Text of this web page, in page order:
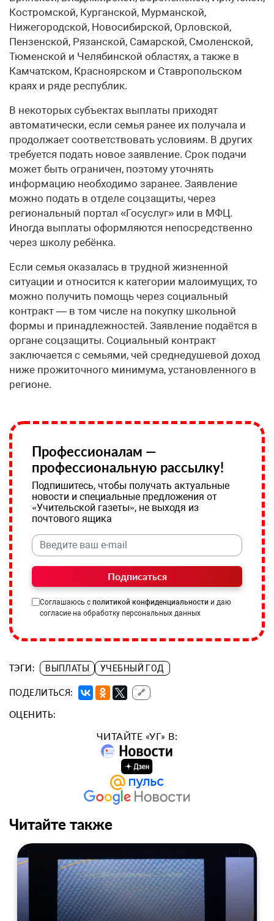
Костромской, Курганской, Мурманской,
Нижегородской, Новосибирской, Орловской,
Пензенской, Рязанской, Самарской, Смоленской,
Тюменской и Челябинской областях, а также в
Камчатском, Красноярском и Ставропольском
краях и ряде республик.
В некоторых субъектах выплаты приходят
автоматически, если семья ранее их получала и
продолжает соответствовать условиям. В других
требуется подать новое заявление. Срок подачи
может быть ограничен, поэтому уточнять
информацию необходимо заранее. Заявление
можно подать в отделе соцзащиты, через
региональный портал «Госуслуг» или в МФЦ.
Иногда выплаты оформляются непосредственно
через школу ребёнка.
Если семья оказалась в трудной жизненной
ситуации и относится к категории малоимущих, то
можно получить помощь через социальный
контракт — в том числе на покупку школьной
формы и принадлежностей. Заявление подаётся в
органе соцзащиты. Социальный контракт
заключается с семьями, чей среднедушевой доход
ниже прожиточного минимума, установленного в
регионе.
Профессионалам —
профессиональную рассылку!
Подпишитесь, чтобы получать актуальные
новости и специальные предложения от
«Учительской газеты», не выходя из
почтового ящика
Подписаться
Соглашаюсь с политикой конфиденциальности и даю
согласие на обработку персональных данных
ТЭГИ: ВЫПЛАТЫ УЧЕБНЫЙ ГОД
ПОДЕЛИТЬСЯ: 🔗
ОЦЕНИТЬ:
ЧИТАЙТЕ «УГ» В:
Читайте также